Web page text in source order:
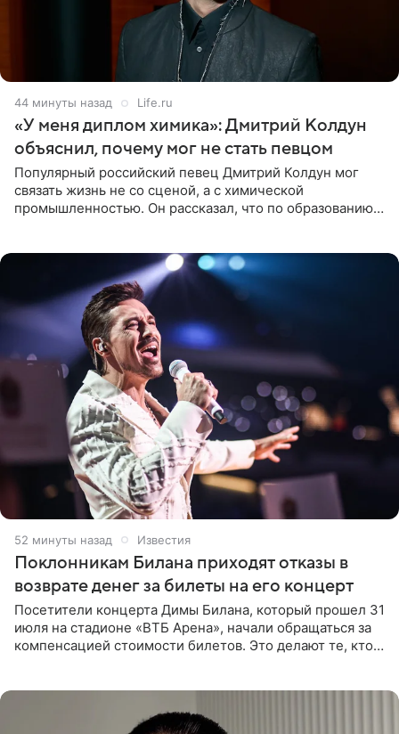
44 минуты назад Life.ru
«У меня диплом химика»: Дмитрий Колдун
объяснил, почему мог не стать певцом
Популярный российский певец Дмитрий Колдун мог
связать жизнь не со сценой, а с химической
промышленностью. Он рассказал, что по образованию
52 минуты назад Известия
Поклонникам Билана приходят отказы в
возврате денег за билеты на его концерт
Посетители концерта Димы Билана, который прошел 31
июля на стадионе «ВТБ Арена», начали обращаться за
компенсацией стоимости билетов. Это делают те, кто